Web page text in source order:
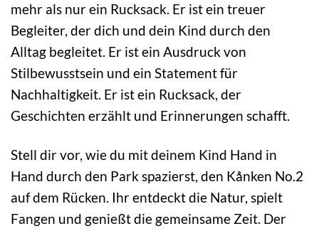
mehr als nur ein Rucksack. Er ist ein treuer
Begleiter, der dich und dein Kind durch den
Alltag begleitet. Er ist ein Ausdruck von
Stilbewusstsein und ein Statement für
Nachhaltigkeit. Er ist ein Rucksack, der
Geschichten erzählt und Erinnerungen schafft.
Stell dir vor, wie du mit deinem Kind Hand in
Hand durch den Park spazierst, den Kånken No.2
auf dem Rücken. Ihr entdeckt die Natur, spielt
Fangen und genießt die gemeinsame Zeit. Der